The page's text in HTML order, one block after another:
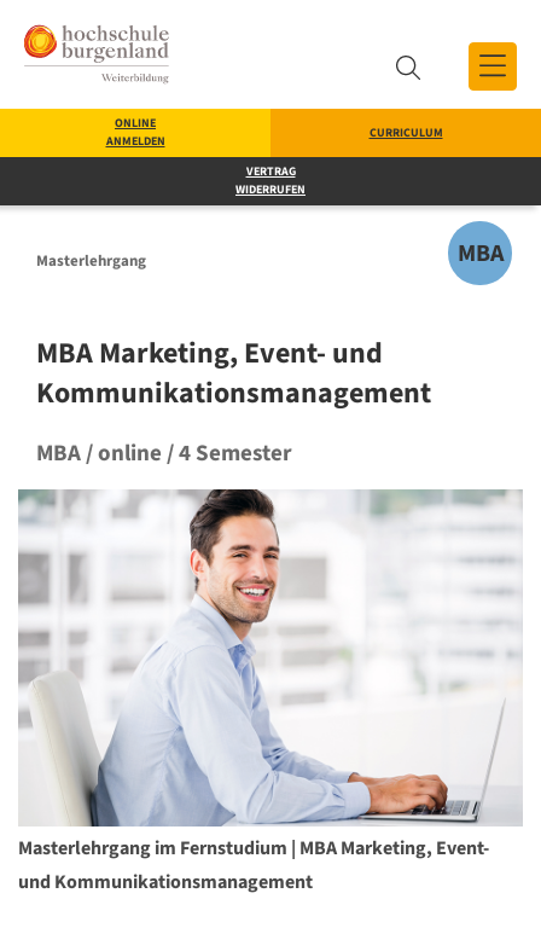
Zum Inhalt
Zum Menü
Zur Suche
Suche
Masterlehrgang MBA
MBA Marketing, Event- und
Kommunikationsmanagement
MBA / online / 4 Semester
Masterlehrgang im Fernstudium | MBA Marketing, Event-
und Kommunikationsmanagement
ONLINE
ANMELDEN
CURRICULUM
VERTRAG
WIDERRUFEN